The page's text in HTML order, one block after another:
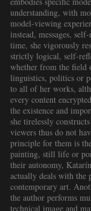
understanding, with
model-viewing
instead, messages,
time, she vigorously
strictly logical, self-
whether from the field
linguistics, politics or
to all of her works,
every content
the existence and
she tirelessly
viewers thus do not
principle for them is
painting, still life or
their autonomy,
actually deals with
contemporary art.
the author performs
technical image and